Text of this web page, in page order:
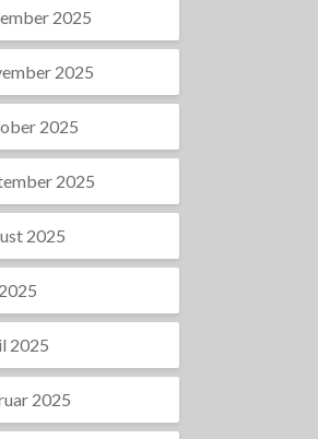
2025
2025
2025
2025
2025
2025
2025